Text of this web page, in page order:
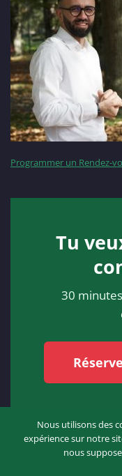
Programmer un Rendez-
Tu
30
Nous utilisons des
expérience sur notre
nous